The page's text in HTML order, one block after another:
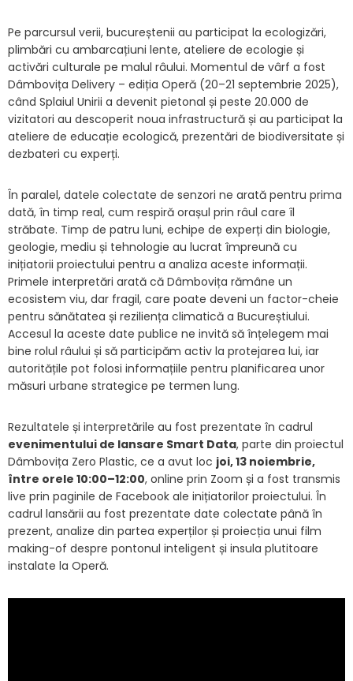
Pe parcursul verii, bucureștenii au participat la ecologizări,
plimbări cu ambarcațiuni lente, ateliere de ecologie și
activări culturale pe malul râului. Momentul de vârf a fost
Dâmbovița Delivery – ediția Operă (20–21 septembrie 2025),
când Splaiul Unirii a devenit pietonal și peste 20.000 de
vizitatori au descoperit noua infrastructură și au participat la
ateliere de educație ecologică, prezentări de biodiversitate și
dezbateri cu experți.
În paralel, datele colectate de senzori ne arată pentru prima
dată, în timp real, cum respiră orașul prin râul care îl
străbate. Timp de patru luni, echipe de experți din biologie,
geologie, mediu și tehnologie au lucrat împreună cu
inițiatorii proiectului pentru a analiza aceste informații.
Primele interpretări arată că Dâmbovița rămâne un
ecosistem viu, dar fragil, care poate deveni un factor-cheie
pentru sănătatea și reziliența climatică a Bucureștiului.
Accesul la aceste date publice ne invită să înțelegem mai
bine rolul râului și să participăm activ la protejarea lui, iar
autoritățile pot folosi informațiile pentru planificarea unor
măsuri urbane strategice pe termen lung.
Rezultatele și interpretările au fost prezentate în cadrul
evenimentului de lansare Smart Data, parte din proiectul
Dâmbovița Zero Plastic, ce a avut loc joi, 13 noiembrie,
între orele 10:00–12:00, online prin Zoom și a fost transmis
live prin paginile de Facebook ale inițiatorilor proiectului. În
cadrul lansării au fost prezentate date colectate până în
prezent, analize din partea experților și proiecția unui film
making-of despre pontonul inteligent și insula plutitoare
instalate la Operă.